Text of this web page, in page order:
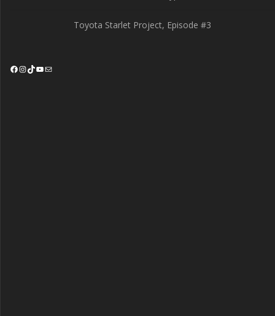
Toyota Starlet Project, Episode #3
Facebook
Instagram
TikTok
YouTube
Mail